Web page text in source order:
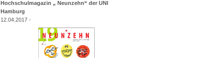
Hochschulmagazin „ Neunzehn“ der UNI
Hamburg
12.04.2017 -